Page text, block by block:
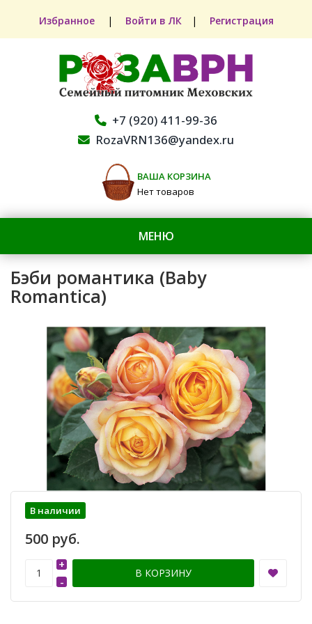
Избранное | Войти в ЛК | Регистрация
+7 (920) 411-99-36
RozaVRN136@yandex.ru
ВАША КОРЗИНА
Нет товаров
МЕНЮ
Бэби романтика (Baby
Romantica)
В наличии
500 руб.
-
+
В КОРЗИНУ